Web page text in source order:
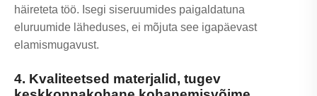
häireteta töö. Isegi siseruumides paigaldatuna
eluruumide läheduses, ei mõjuta see igapäevast
elamismugavust.
4. Kvaliteetsed materjalid, tugev